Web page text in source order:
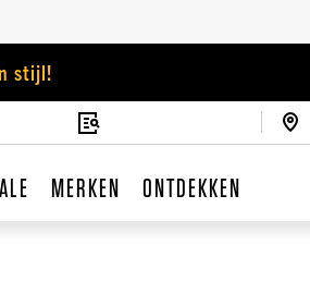
stijl!
MERKEN ONTDEKKEN